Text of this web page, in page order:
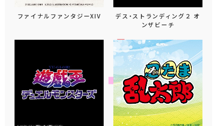
ファイナルファンタジーXIV
デス・ストランディング２ オ
ンザビーチ